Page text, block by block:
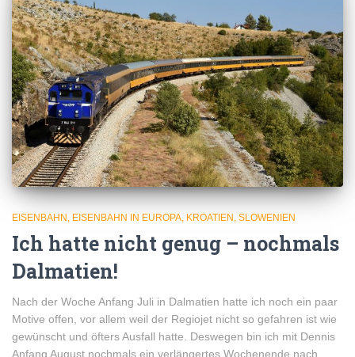
EISENBAHN EISENBAHN IN EUROPA KROATIEN SLOWENIEN
Ich hatte nicht genug – nochmals
Dalmatien!
Nach der Woche Anfang Juli in Dalmatien hatte ich noch ein paar
Motive offen, vor allem weil der Regiojet nicht so gefahren ist wie
gewünscht und öfters Ausfall hatte. Deswegen bin ich mit Dennis
Anfang August nochmals ein verlängertes Wochenende nach